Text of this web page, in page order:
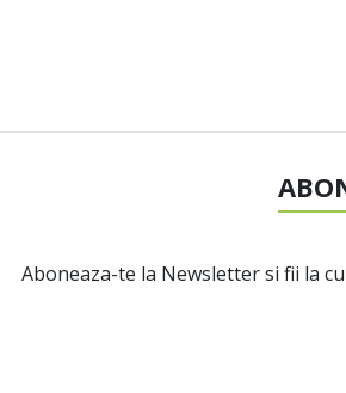
Aboneaza-te la Newsletter si fii la